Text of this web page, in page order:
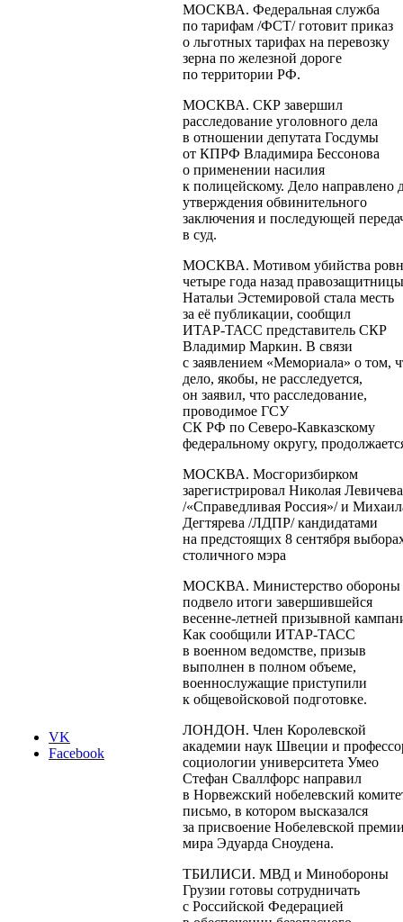
VK
Facebook
МОСКВА. Федеральная служба
по тарифам /ФСТ/ готовит приказ
о льготных тарифах на перевозку
зерна по железной дороге
по территории РФ.
МОСКВА. СКР завершил
расследование уголовного дела
в отношении депутата Госдумы
от КПРФ Владимира Бессонова
о применении насилия
к полицейскому. Дело направлено
утверждения обвинительного
заключения и последующей
в суд.
МОСКВА. Мотивом убийства
четыре года назад правозащитницы
Натальи Эстемировой стала месть
за её публикации, сообщил
ИТАР-ТАСС представитель СКР
Владимир Маркин. В связи
с заявлением «Мемориала» о том,
дело, якобы, не расследуется,
он заявил, что расследование,
проводимое ГСУ
СК РФ по Северо-Кавказскому
федеральному округу,
МОСКВА. Мосгоризбирком
зарегистрировал Николая Левичева
/«Справедливая Россия»/ и
Дегтярева /ЛДПР/ кандидатами
на предстоящих 8 сентября
столичного мэра
МОСКВА. Министерство обороны
подвело итоги завершившейся
весенне-летней призывной
Как сообщили ИТАР-ТАСС
в военном ведомстве, призыв
выполнен в полном объеме,
военнослужащие приступили
к общевойсковой подготовке.
ЛОНДОН. Член Королевской
академии наук Швеции и
социологии университета Умео
Стефан Сваллфорс направил
в Норвежский нобелевский
письмо, в котором высказался
за присвоение Нобелевской
мира Эдуарда Сноудена.
ТБИЛИСИ. МВД и Минобороны
Грузии готовы сотрудничать
с Российской Федерацией